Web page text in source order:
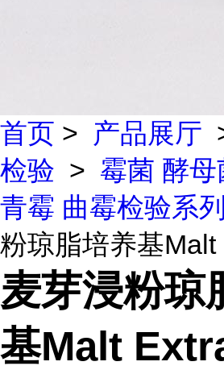
首页 > 产品展厅
检验 > 霉菌 酵
青霉 曲霉检验系列
粉琼脂培养基Malt
麦芽浸粉琼
基Malt